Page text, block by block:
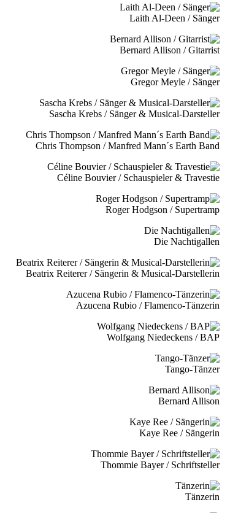
Laith Al-Deen / Sänger
Bernard Allison / Gitarrist
Gregor Meyle / Sänger
Sascha Krebs / Sänger & Musical-Darsteller
Chris Thompson / Manfred Mann´s Earth Band
Céline Bouvier / Schauspieler & Travestie
Roger Hodgson / Supertramp
Die Nachtigallen
Beatrix Reiterer / Sängerin & Musical-Darstellerin
Azucena Rubio / Flamenco-Tänzerin
Wolfgang Niedeckens / BAP
Tango-Tänzer
Bernard Allison
Kaye Ree / Sängerin
Thommie Bayer / Schriftsteller
Tänzerin